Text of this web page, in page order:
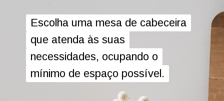
Escolha uma mesa de cabeceira
que atenda às suas
necessidades, ocupando o
mínimo de espaço possível.
Escolha uma mesa de cabeceira
que atenda às suas
necessidades, ocupando o
mínimo de espaço possível.